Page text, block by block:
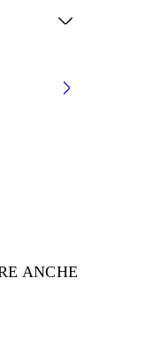
Polyester
ANCHE